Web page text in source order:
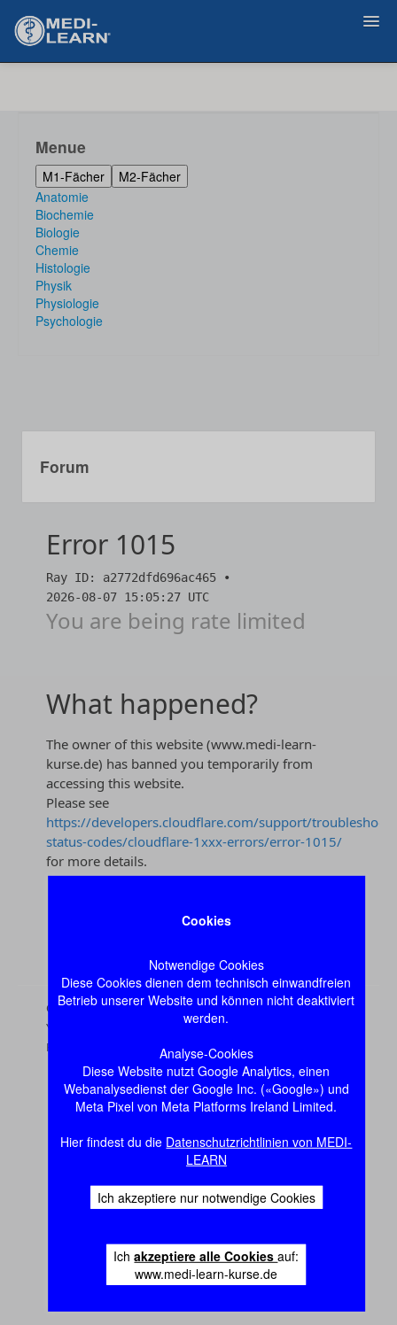
Cookies
Notwendige Cookies
Diese Cookies dienen dem technisch einwandfreien
Betrieb unserer Website und können nicht deaktiviert
werden.
Analyse-Cookies
Diese Website nutzt Google Analytics, einen
Webanalysedienst der Google Inc. («Google») und
Meta Pixel von Meta Platforms Ireland Limited.
Hier findest du die Datenschutzrichtlinien von MEDI-
LEARN
Ich akzeptiere nur notwendige Cookies
Ichakzeptiere alle Cookiesauf:
www.medi-learn-kurse.de
Menue
M1-Fächer
M2-Fächer
Anatomie
Biochemie
Biologie
Chemie
Histologie
Physik
Physiologie
Psychologie
Forum